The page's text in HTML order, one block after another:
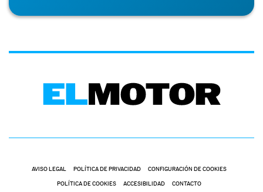
AVISO LEGAL POLÍTICA DE PRIVACIDAD CONFIGURACIÓN DE COOKIES
POLÍTICA DE COOKIES ACCESIBILIDAD CONTACTO